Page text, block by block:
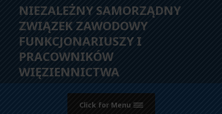
NIEZALEŻNY SAMORZĄDNY
ZWIĄZEK ZAWODOWY
FUNKCJONARIUSZY I
PRACOWNIKÓW
WIĘZIENNICTWA
Click for Menu